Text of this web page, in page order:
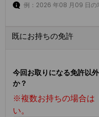
例：2026 年08 月09 日
既にお持ちの免許
今回お取りになる免許以
か？
※複数お持ちの場合は
い。